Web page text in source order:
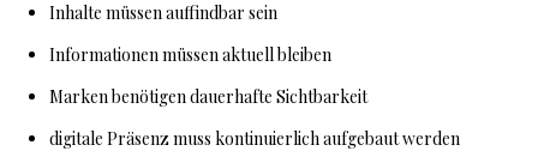
Inhalte müssen auffindbar sein
Informationen müssen aktuell bleiben
Marken benötigen dauerhafte Sichtbarkeit
digitale Präsenz muss kontinuierlich aufgebaut werden